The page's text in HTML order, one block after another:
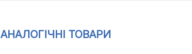
АНАЛОГІЧНІ ТОВАРИ